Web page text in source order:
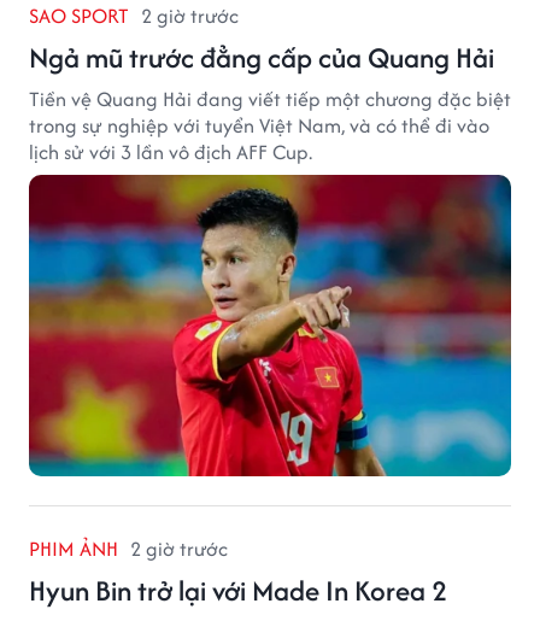
SAO SPORT 2 giờ trước
Ngả mũ trước đẳng cấp của Quang Hải
Tiền vệ Quang Hải đang viết tiếp một chương đặc biệt
trong sự nghiệp với tuyển Việt Nam, và có thể đi vào
lịch sử với 3 lần vô địch AFF Cup.
PHIM ẢNH 2 giờ trước
Hyun Bin trở lại với Made In Korea 2